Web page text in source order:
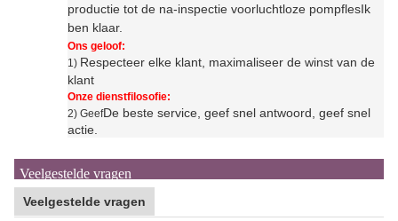
productie tot de na-inspectie voorluchtloze pompflesIk
ben klaar.
Ons geloof:
1) Respecteer elke klant, maximaliseer de winst van de
klant
Onze dienstfilosofie:
2) GeefDe beste service, geef snel antwoord, geef snel
actie.
Veelgestelde vragen
Veelgestelde vragen